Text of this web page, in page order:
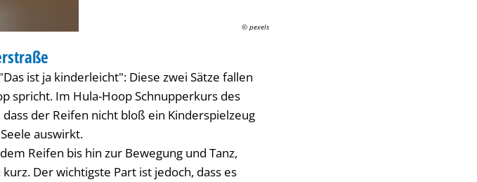
© pexels
ist ja kinderleicht": Diese zwei Sätze fallen
spricht. Im Hula-Hoop Schnupperkurs des
der Reifen nicht bloß ein Kinderspielzeug
auswirkt.
Reifen bis hin zur Bewegung und Tanz,
Der wichtigste Part ist jedoch, dass es